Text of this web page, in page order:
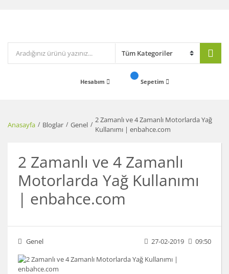
Hesabım Sepetim
Anasayfa Bloglar Genel
2 Zamanlı ve 4 Zamanlı Motorlarda Yağ
Kullanımı | enbahce.com
2 Zamanlı ve 4 Zamanlı
Motorlarda Yağ Kullanımı
| enbahce.com
Genel 27-02-2019 09:50